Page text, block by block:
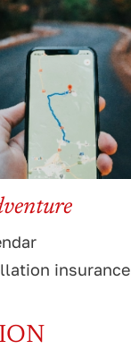
insurance